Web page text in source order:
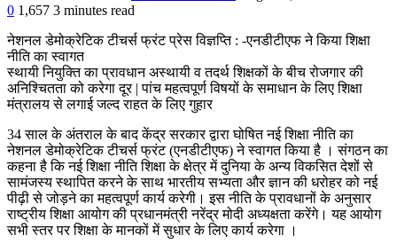
0 1,657 3 minutes read
नेशनल डेमोक्रेटिक टीचर्स फ्रंट प्रेस विज्ञप्ति : -एनडीटीएफ ने किया शिक्षा
नीति का स्वागत
स्थायी नियुक्ति का प्रावधान अस्थायी व तदर्थ शिक्षकों के बीच रोजगार की
अनिश्चितता को करेगा दूर | पांच महत्वपूर्ण विषयों के समाधान के लिए शिक्षा
मंत्रालय से लगाई जल्द राहत के लिए गुहार
34 साल के अंतराल के बाद केंद्र सरकार द्वारा घोषित नई शिक्षा नीति का
नेशनल डेमोक्रेटिक टीचर्स फ्रंट (एनडीटीएफ) ने स्वागत किया है । संगठन का
कहना है कि नई शिक्षा नीति शिक्षा के क्षेत्र में दुनिया के अन्य विकसित देशों से
सामंजस्य स्थापित करने के साथ भारतीय सभ्यता और ज्ञान की धरोहर को नई
पीढ़ी से जोड़ने का महत्वपूर्ण कार्य करेगी। इस नीति के प्रावधानों के अनुसार
राष्ट्रीय शिक्षा आयोग की प्रधानमंत्री नरेंद्र मोदी अध्यक्षता करेंगे। यह आयोग
सभी स्तर पर शिक्षा के मानकों में सुधार के लिए कार्य करेगा ।